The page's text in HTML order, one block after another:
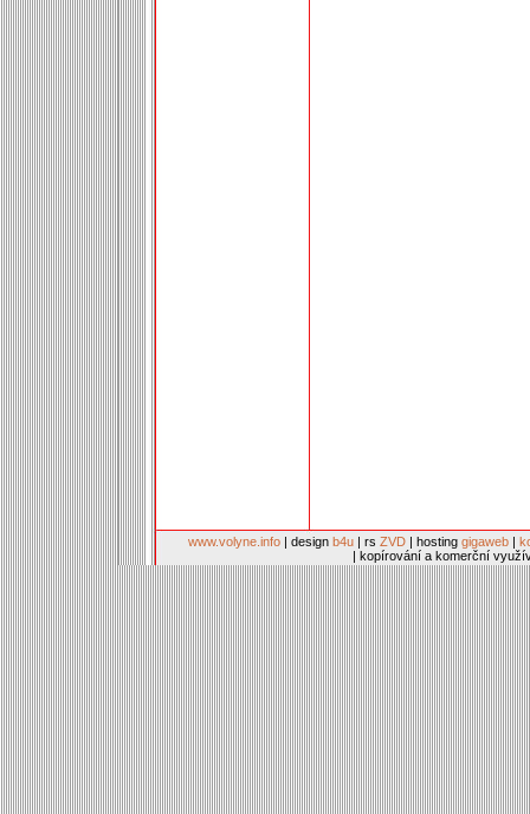
www.volyne.info | design b4u | rs ZVD | hosting gigaweb |
| kopírování a komerční